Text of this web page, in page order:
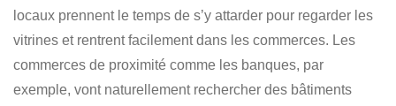
locaux prennent le temps de s’y attarder pour regarder les
vitrines et rentrent facilement dans les commerces. Les
commerces de proximité comme les banques, par
exemple, vont naturellement rechercher des bâtiments